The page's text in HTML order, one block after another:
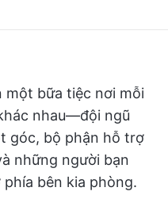
một bữa tiệc nơi mỗi
nhau—đội ngũ
góc, bộ phận hỗ trợ
những người bạn
bên kia phòng.